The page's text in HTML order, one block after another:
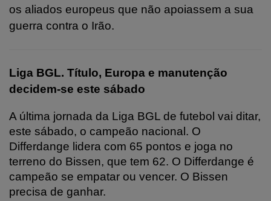
os aliados europeus que não apoiassem a sua
guerra contra o Irão.
Liga BGL. Título, Europa e manutenção
decidem-se este sábado
A última jornada da Liga BGL de futebol vai ditar,
este sábado, o campeão nacional. O
Differdange lidera com 65 pontos e joga no
terreno do Bissen, que tem 62. O Differdange é
campeão se empatar ou vencer. O Bissen
precisa de ganhar.